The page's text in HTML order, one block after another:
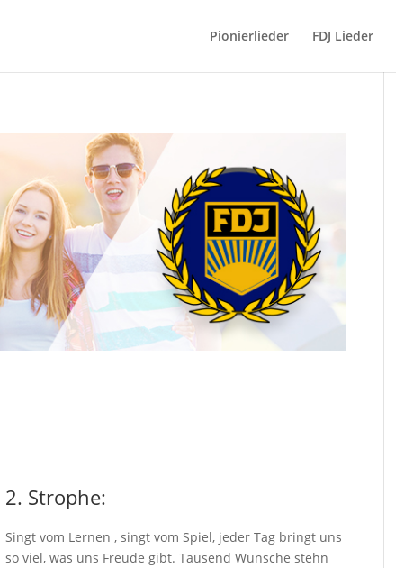
Pionierlieder FDJ Lieder
2. Strophe:
Singt vom Lernen , singt vom Spiel, jeder Tag bringt uns
so viel, was uns Freude gibt. Tausend Wünsche stehn